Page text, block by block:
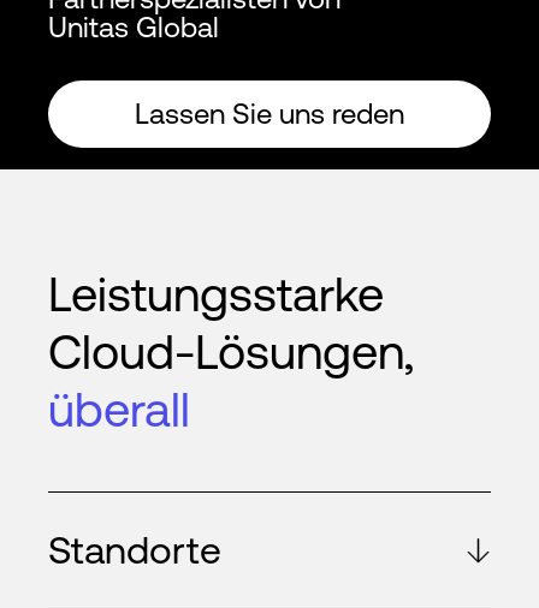
Unitas Global
Lassen Sie uns reden
Leistungsstarke
Cloud-Lösungen,
überall
Standorte